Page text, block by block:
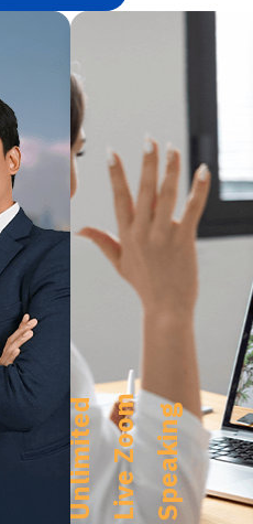
U
n
l
i
m
i
t
e
d
L
i
v
e
Z
o
om
S
p
e
a
k
i
n g